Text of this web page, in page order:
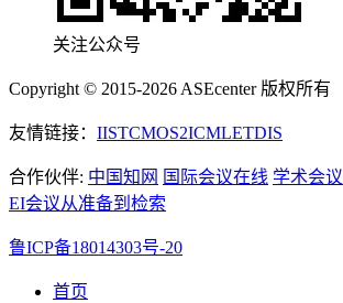
关注公众号
Copyright © 2015-2026 ASEcenter 版权所有
友情链接： IISTCMOS2ICMLETDIS
合作伙伴: 中国知网 国际会议在线 学术会议
EI会议从准备到检索
鲁ICP备18014303号-20
首页